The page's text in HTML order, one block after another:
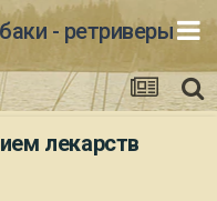
- ретриверы
лекарств